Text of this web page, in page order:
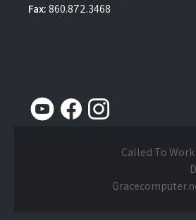
Fax:860.872.3468
Called To Work